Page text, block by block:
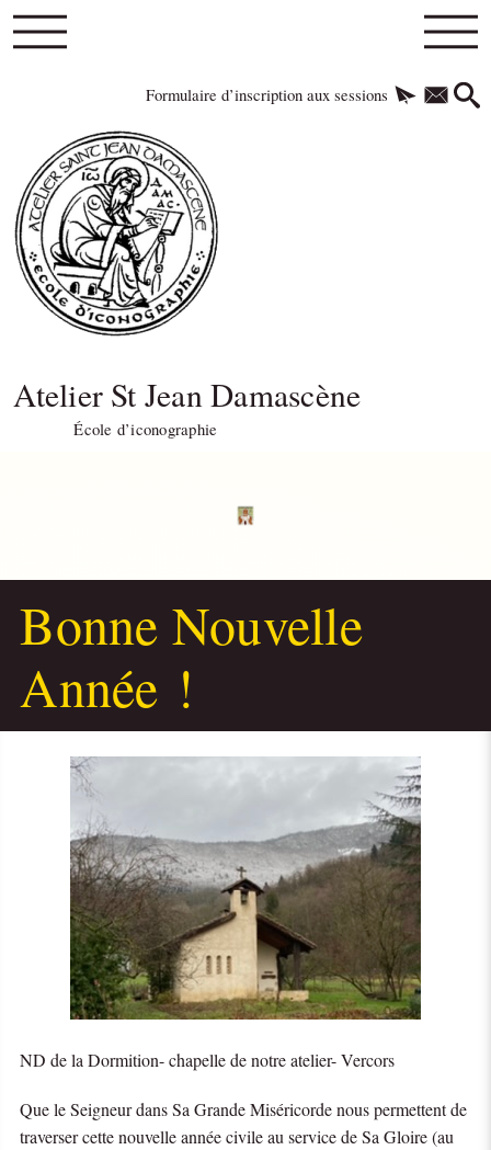
Formulaire d’inscription aux sessions
Atelier St Jean Damascène
École d’iconographie
Bonne Nouvelle
Année !
ND de la Dormition- chapelle de notre atelier- Vercors
Que le Seigneur dans Sa Grande Miséricorde nous permettent de
traverser cette nouvelle année civile au service de Sa Gloire (au